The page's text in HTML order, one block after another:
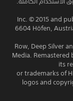
Inc. © 2015 and
6604 Höfen,
Row, Deep Silver
Media. Remastered
its
or trademarks of
logos and